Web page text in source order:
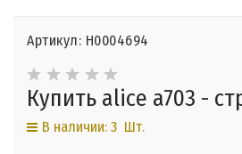
Артикул: Н0004694
Купить alice a703 -
В наличии: 3 Шт.